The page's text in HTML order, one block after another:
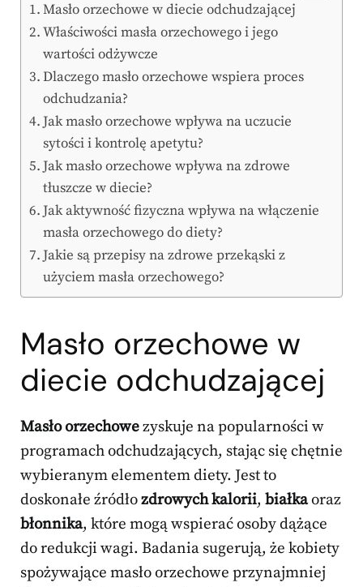
Masło orzechowe w diecie odchudzającej
Właściwości masła orzechowego i jego
wartości odżywcze
Dlaczego masło orzechowe wspiera proces
odchudzania?
Jak masło orzechowe wpływa na uczucie
sytości i kontrolę apetytu?
Jak masło orzechowe wpływa na zdrowe
tłuszcze w diecie?
Jak aktywność fizyczna wpływa na włączenie
masła orzechowego do diety?
Jakie są przepisy na zdrowe przekąski z
użyciem masła orzechowego?
Masło orzechowe w
diecie odchudzającej
Masło orzechowezyskuje na popularności w
programach odchudzających, stając się chętnie
wybieranym elementem diety. Jest to
doskonałe źródłozdrowych kalorii, białkaoraz
błonnika, które mogą wspierać osoby dążące
do redukcji wagi. Badania sugerują, że kobiety
spożywające masło orzechowe przynajmniej